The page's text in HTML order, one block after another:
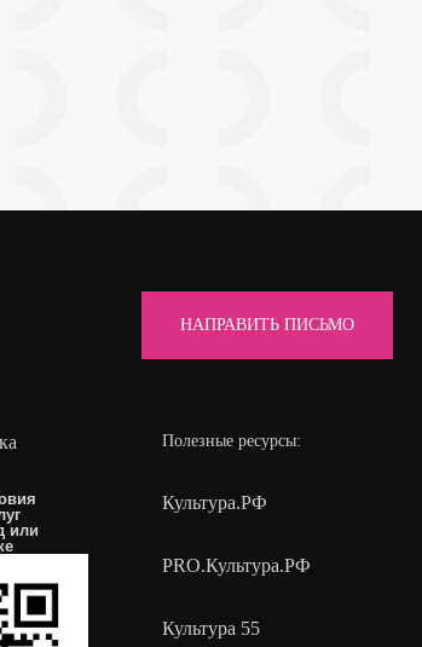
НАПРАВИТЬ ПИСЬМО
или
Полезные ресурсы:
Культура.РФ
PRO.Культура.РФ
Культура 55